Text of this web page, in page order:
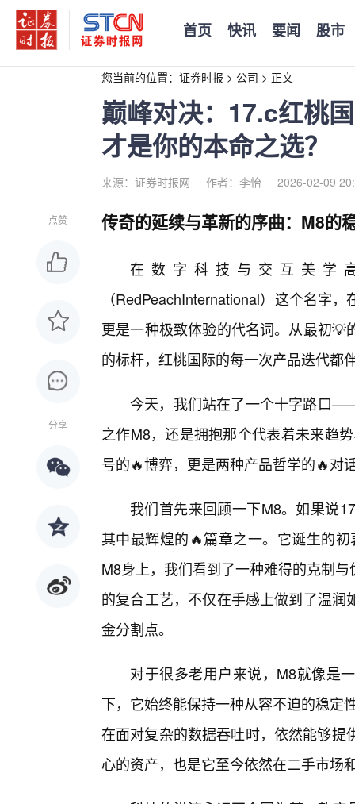
首页 快讯 要闻 股市
您当前的位置： 证券时报 > 公司 > 正文
巅峰对决：17.c红桃
才是你的本命之选？
来源：证券时报网 作者：李怡 2026-02-09
点赞
分享
传奇的延续与革新的序曲：M8的
在数字科技与交互美学
（RedPeachInternational）这个名字
更是一种极致体验的代名词。从最初
的标杆，红桃国际的每一次产品迭代都
今天，我们站在了一个十字路口
之作M8，还是拥抱那个代表着未来趋
号的🔥博弈，更是两种产品哲学的🔥对
我们首先来回顾一下M8。如果说
其中最辉煌的🔥篇章之一。它诞生的初
M8身上，我们看到了一种难得的克制
的复合工艺，不仅在手感上做到了温
金分割点。
对于很多老用户来说，M8就像是
下，它始终能保持一种从容不迫的稳定
在面对复杂的数据吞吐时，依然能够提
心的资产，也是它至今依然在二手市场